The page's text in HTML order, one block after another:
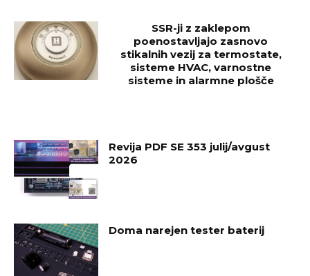
SSR-ji z zaklepom
poenostavljajo zasnovo
stikalnih vezij za termostate,
sisteme HVAC, varnostne
sisteme in alarmne plošče
Revija PDF SE 353 julij/avgust
2026
Doma narejen tester baterij